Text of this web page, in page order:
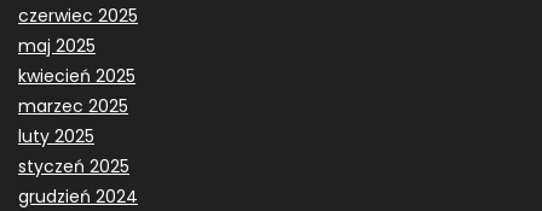
czerwiec 2025
maj 2025
kwiecień 2025
marzec 2025
luty 2025
styczeń 2025
grudzień 2024